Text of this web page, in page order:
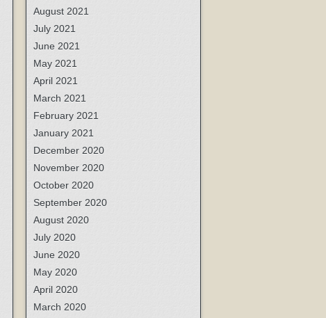
August 2021
July 2021
June 2021
May 2021
April 2021
March 2021
February 2021
January 2021
December 2020
November 2020
October 2020
September 2020
August 2020
July 2020
June 2020
May 2020
April 2020
March 2020